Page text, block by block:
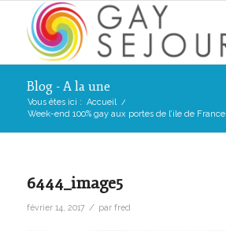
Blog - A la une
Vous êtes ici : Accueil /
Week-end 100% gay aux portes de l’ile de France
6444_image5
février 14, 2017 / par fred